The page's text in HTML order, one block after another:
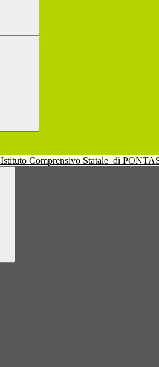
Istituto Comprensivo Statale di